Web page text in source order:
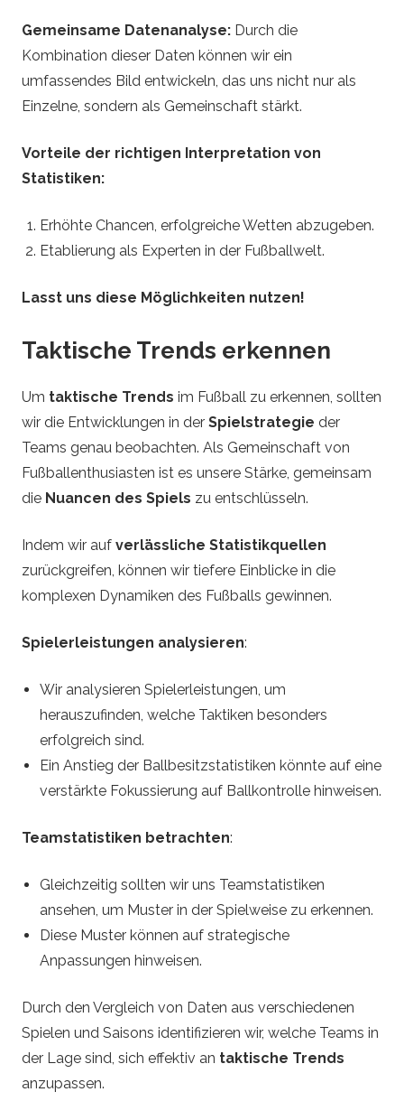
Gemeinsame Datenanalyse: Durch die
Kombination dieser Daten können wir ein
umfassendes Bild entwickeln, das uns nicht nur als
Einzelne, sondern als Gemeinschaft stärkt.
Vorteile der richtigen Interpretation von
Statistiken:
Erhöhte Chancen, erfolgreiche Wetten abzugeben.
Etablierung als Experten in der Fußballwelt.
Lasst uns diese Möglichkeiten nutzen!
Taktische Trends erkennen
Um taktische Trends im Fußball zu erkennen, sollten
wir die Entwicklungen in der Spielstrategie der
Teams genau beobachten. Als Gemeinschaft von
Fußballenthusiasten ist es unsere Stärke, gemeinsam
die Nuancen des Spiels zu entschlüsseln.
Indem wir auf verlässliche Statistikquellen
zurückgreifen, können wir tiefere Einblicke in die
komplexen Dynamiken des Fußballs gewinnen.
Spielerleistungen analysieren:
Wir analysieren Spielerleistungen, um
herauszufinden, welche Taktiken besonders
erfolgreich sind.
Ein Anstieg der Ballbesitzstatistiken könnte auf eine
verstärkte Fokussierung auf Ballkontrolle hinweisen.
Teamstatistiken betrachten:
Gleichzeitig sollten wir uns Teamstatistiken
ansehen, um Muster in der Spielweise zu erkennen.
Diese Muster können auf strategische
Anpassungen hinweisen.
Durch den Vergleich von Daten aus verschiedenen
Spielen und Saisons identifizieren wir, welche Teams in
der Lage sind, sich effektiv an taktische Trends
anzupassen.